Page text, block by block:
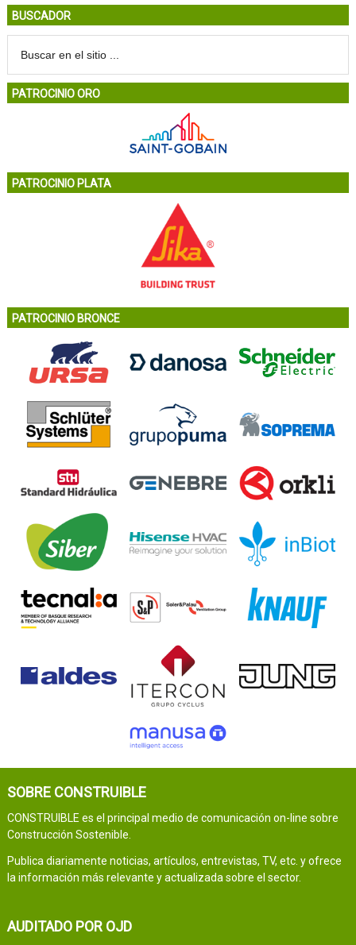
BUSCADOR
PATROCINIO ORO
PATROCINIO PLATA
PATROCINIO BRONCE
SOBRE CONSTRUIBLE
CONSTRUIBLE es el principal medio de comunicación on-line sobre
Construcción Sostenible.
Publica diariamente noticias, artículos, entrevistas, TV, etc. y ofrece
la información más relevante y actualizada sobre el sector.
AUDITADO POR OJD